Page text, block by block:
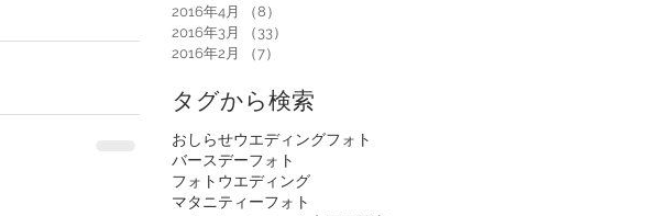
2016年4月
（8）
2016年3月
（33）
2016年2月
（7）
タグから検索
おしらせウエディングフォト
バースデーフォト
フォトウエディング
マタニティーフォト